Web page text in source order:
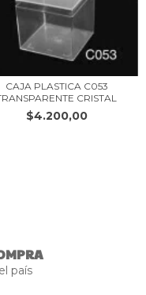
CAJA PLASTICA C053
CRISTAL
$4.200,00
país